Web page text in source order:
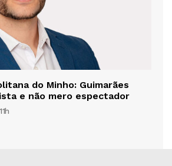
do Minho: Guimarães
e não mero espectador